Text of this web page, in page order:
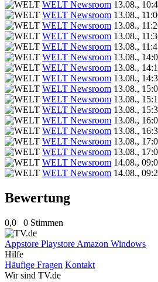
WELT Newsroom 13.08.,
WELT Newsroom 13.08.,
WELT Newsroom 13.08.,
WELT Newsroom 13.08.,
WELT Newsroom 13.08.,
WELT Newsroom 13.08.,
WELT Newsroom 13.08.,
WELT Newsroom 13.08.,
WELT Newsroom 13.08.,
WELT Newsroom 13.08.,
WELT Newsroom 13.08.,
WELT Newsroom 13.08.,
WELT Newsroom 13.08.,
WELT Newsroom 13.08.,
WELT Newsroom 13.08.,
WELT Newsroom 14.08.,
WELT Newsroom 14.08.,
Bewertung
0,0 0 Stimmen
Appstore Playstore Amazon Windows
Hilfe
Häufige Fragen Kontakt
Wir sind TV.de